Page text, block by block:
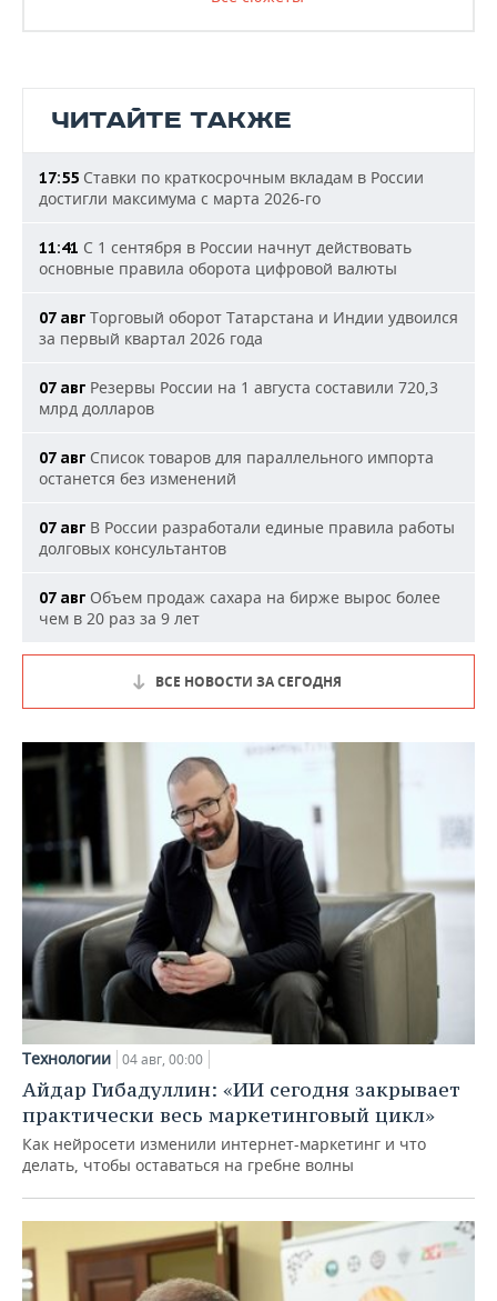
ЧИТАЙТЕ ТАКЖЕ
17:55 Ставки по краткосрочным вкладам в России
достигли максимума с марта 2026-го
11:41 С 1 сентября в России начнут действовать
основные правила оборота цифровой валюты
07 авг Торговый оборот Татарстана и Индии удвоился
за первый квартал 2026 года
07 авг Резервы России на 1 августа составили 720,3
млрд долларов
07 авг Список товаров для параллельного импорта
останется без изменений
07 авг В России разработали единые правила работы
долговых консультантов
07 авг Объем продаж сахара на бирже вырос более
чем в 20 раз за 9 лет
ВСЕ НОВОСТИ ЗА СЕГОДНЯ
Технологии 04 авг, 00:00
Айдар Гибадуллин: «ИИ сегодня закрывает
практически весь маркетинговый цикл»
Как нейросети изменили интернет-маркетинг и что
делать, чтобы оставаться на гребне волны